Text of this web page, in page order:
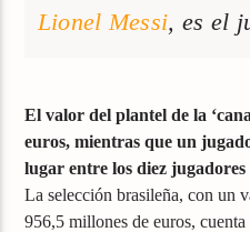
Lionel Messi, es el
El valor del plantel de la
euros, mientras que un
lugar entre los diez
La selección brasileña, con un
956,5 millones de euros,